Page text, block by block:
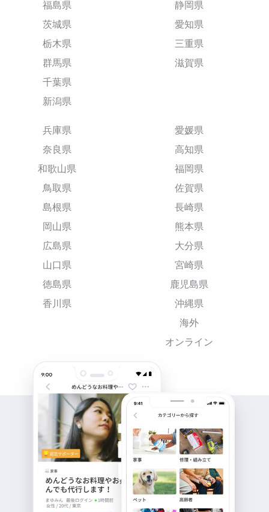
福島県
茨城県
栃木県
群馬県
千葉県
新潟県
静岡県
愛知県
三重県
滋賀県
兵庫県
奈良県
和歌山県
鳥取県
島根県
岡山県
広島県
山口県
徳島県
香川県
愛媛県
高知県
福岡県
佐賀県
長崎県
熊本県
大分県
宮崎県
鹿児島県
沖縄県
海外
オンライン